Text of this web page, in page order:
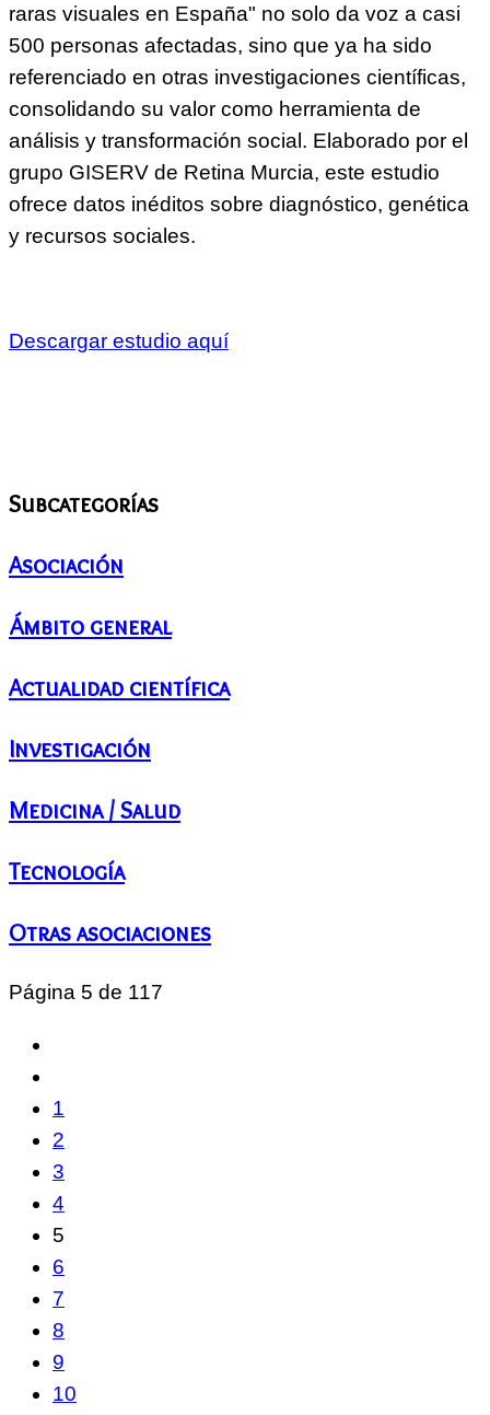
raras visuales en España" no solo da voz a casi
500 personas afectadas, sino que ya ha sido
referenciado en otras investigaciones científicas,
consolidando su valor como herramienta de
análisis y transformación social. Elaborado por el
grupo GISERV de Retina Murcia, este estudio
ofrece datos inéditos sobre diagnóstico, genética
y recursos sociales.
Descargar estudio aquí
Subcategorías
Asociación
Ámbito general
Actualidad científica
Investigación
Medicina / Salud
Tecnología
Otras asociaciones
Página 5 de 117
1
2
3
4
5
6
7
8
9
10